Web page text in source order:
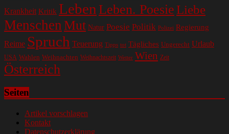
Krankheit Kritik Leben Leben. Poesie Liebe
Menschen Mut Natur Poesie Politik Polizei Regierung
Reime Spruch Teuerung Tipps tot Tägliches Ungerecht Urlaub
USA Wahlen Weihnachten Weihnachtszeit Wetter Wien Zeit
Österreich
Seiten
Artikel vorschlagen
Kontakt
Datenschutzerklärung